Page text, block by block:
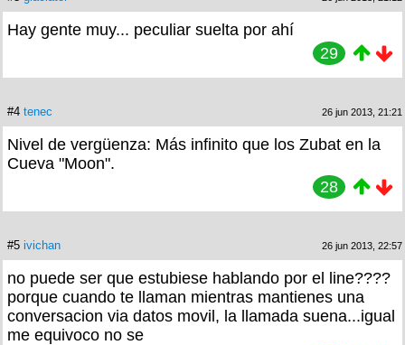
Hay gente muy... peculiar suelta por ahí
29
#4 tenec 26 jun 2013, 21:21
Nivel de vergüenza: Más infinito que los Zubat en la
Cueva "Moon".
28
#5 ivichan 26 jun 2013, 22:57
no puede ser que estubiese hablando por el line????
porque cuando te llaman mientras mantienes una
conversacion via datos movil, la llamada suena...igual
me equivoco no se